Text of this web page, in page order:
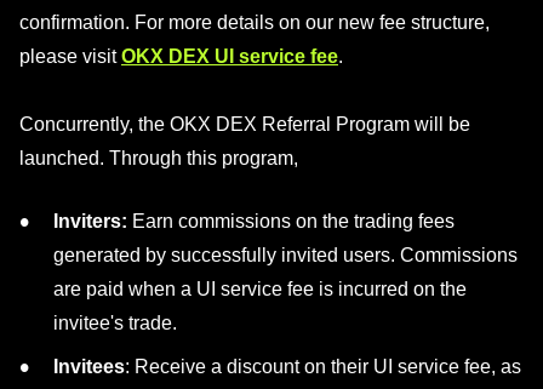
confirmation. For more details on our new fee structure,
please visitOKX DEX UI service fee.
Concurrently, the OKX DEX Referral Program will be
launched. Through this program,
Inviters: Earn commissions on the trading fees
generated by successfully invited users. Commissions
are paid when a UI service fee is incurred on the
invitee's trade.
Invitees: Receive a discount on their UI service fee, as